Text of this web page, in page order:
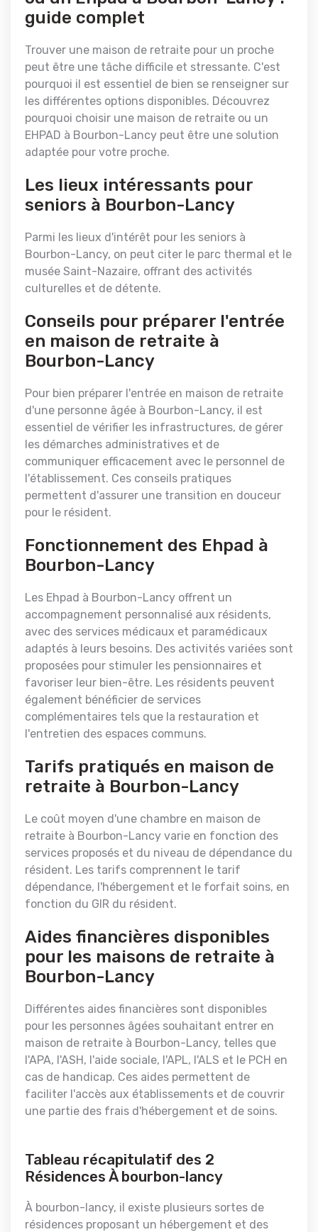
guide complet
Trouver une maison de retraite pour un proche
peut être une tâche difficile et stressante. C'est
pourquoi il est essentiel de bien se renseigner sur
les différentes options disponibles. Découvrez
pourquoi choisir une maison de retraite ou un
EHPAD à Bourbon-Lancy peut être une solution
adaptée pour votre proche.
Les lieux intéressants pour
seniors à Bourbon-Lancy
Parmi les lieux d'intérêt pour les seniors à
Bourbon-Lancy, on peut citer le parc thermal et le
musée Saint-Nazaire, offrant des activités
culturelles et de détente.
Conseils pour préparer l'entrée
en maison de retraite à
Bourbon-Lancy
Pour bien préparer l'entrée en maison de retraite
d'une personne âgée à Bourbon-Lancy, il est
essentiel de vérifier les infrastructures, de gérer
les démarches administratives et de
communiquer efficacement avec le personnel de
l'établissement. Ces conseils pratiques
permettent d'assurer une transition en douceur
pour le résident.
Fonctionnement des Ehpad à
Bourbon-Lancy
Les Ehpad à Bourbon-Lancy offrent un
accompagnement personnalisé aux résidents,
avec des services médicaux et paramédicaux
adaptés à leurs besoins. Des activités variées sont
proposées pour stimuler les pensionnaires et
favoriser leur bien-être. Les résidents peuvent
également bénéficier de services
complémentaires tels que la restauration et
l'entretien des espaces communs.
Tarifs pratiqués en maison de
retraite à Bourbon-Lancy
Le coût moyen d'une chambre en maison de
retraite à Bourbon-Lancy varie en fonction des
services proposés et du niveau de dépendance du
résident. Les tarifs comprennent le tarif
dépendance, l'hébergement et le forfait soins, en
fonction du GIR du résident.
Aides financières disponibles
pour les maisons de retraite à
Bourbon-Lancy
Différentes aides financières sont disponibles
pour les personnes âgées souhaitant entrer en
maison de retraite à Bourbon-Lancy, telles que
l'APA, l'ASH, l'aide sociale, l'APL, l'ALS et le PCH en
cas de handicap. Ces aides permettent de
faciliter l'accès aux établissements et de couvrir
une partie des frais d'hébergement et de soins.
Tableau récapitulatif des 2
Résidences À bourbon-lancy
À bourbon-lancy, il existe plusieurs sortes de
résidences proposant un hébergement et des